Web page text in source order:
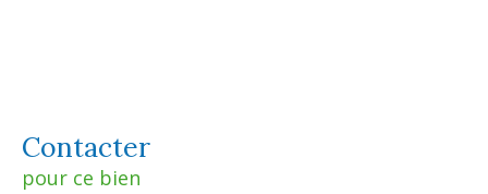
Contacter
pour ce bien